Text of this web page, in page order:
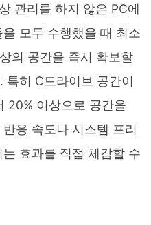
관리를 하지 않은 PC에
모두 수행했을 때 최소
의 공간을 즉시 확보할
특히 C드라이브 공간이
20% 이상으로 공간을
응 속도나 시스템 프리
효과를 직접 체감할 수